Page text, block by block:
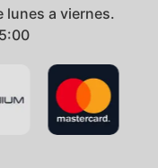
lunes a viernes.